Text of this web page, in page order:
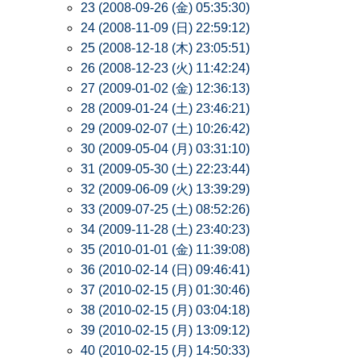
23 (2008-09-26 (金) 05:35:30)
24 (2008-11-09 (日) 22:59:12)
25 (2008-12-18 (木) 23:05:51)
26 (2008-12-23 (火) 11:42:24)
27 (2009-01-02 (金) 12:36:13)
28 (2009-01-24 (土) 23:46:21)
29 (2009-02-07 (土) 10:26:42)
30 (2009-05-04 (月) 03:31:10)
31 (2009-05-30 (土) 22:23:44)
32 (2009-06-09 (火) 13:39:29)
33 (2009-07-25 (土) 08:52:26)
34 (2009-11-28 (土) 23:40:23)
35 (2010-01-01 (金) 11:39:08)
36 (2010-02-14 (日) 09:46:41)
37 (2010-02-15 (月) 01:30:46)
38 (2010-02-15 (月) 03:04:18)
39 (2010-02-15 (月) 13:09:12)
40 (2010-02-15 (月) 14:50:33)